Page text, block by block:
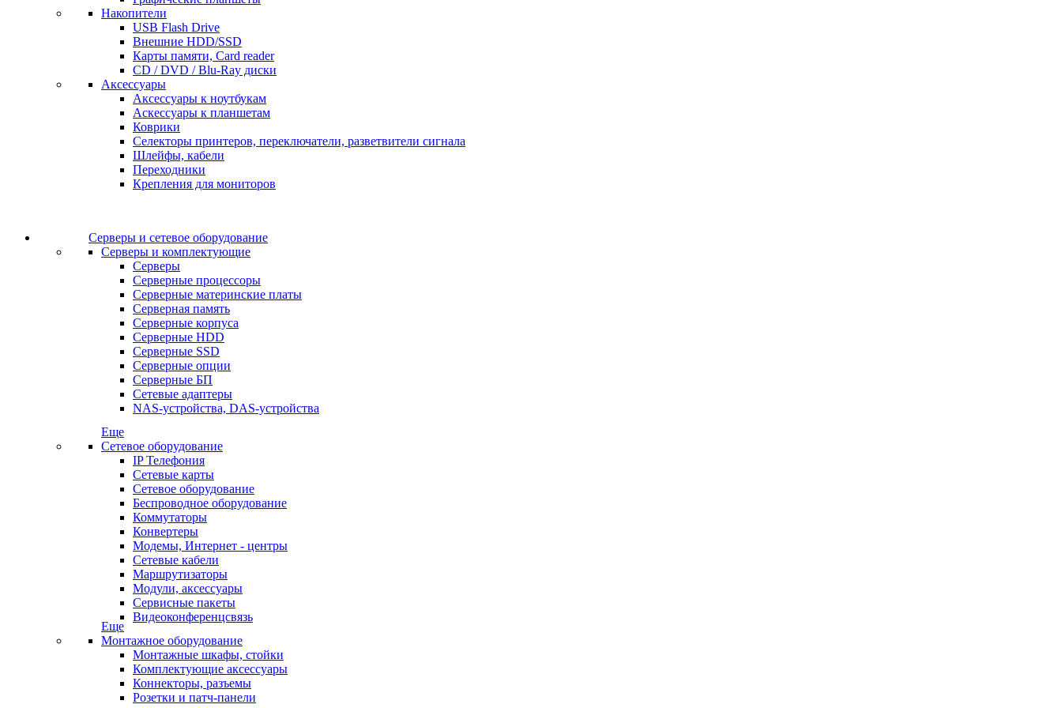
Накопители
USB Flash Drive
Внешние HDD/SSD
Карты памяти, Card reader
CD / DVD / Blu-Ray диски
Аксессуары
Аксессуары к ноутбукам
Аскессуары к планшетам
Коврики
Селекторы принтеров, переключатели, разветвители сигнала
Шлейфы, кабели
Переходники
Крепления для мониторов
Серверы и сетевое оборудование
Серверы и комплектующие
Серверы
Серверные процессоры
Серверные материнские платы
Серверная память
Серверные корпуса
Серверные HDD
Серверные SSD
Серверные опции
Серверные БП
Сетевые адаптеры
NAS-устройства, DAS-устройства
Еще
Сетевое оборудование
IP Телефония
Сетевые карты
Сетевое оборудование
Беспроводное оборудование
Коммутаторы
Конвертеры
Модемы, Интернет - центры
Сетевые кабели
Маршрутизаторы
Модули, аксессуары
Сервисные пакеты
Видеоконференцсвязь
Еще
Монтажное оборудование
Монтажные шкафы, стойки
Комплектующие аксессуары
Коннекторы, разъемы
Розетки и патч-панели